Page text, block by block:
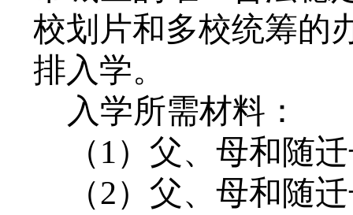
校划片和多校统筹的
排入学。
入学所需材料：
（1）父、母和随
（2）父、母和随